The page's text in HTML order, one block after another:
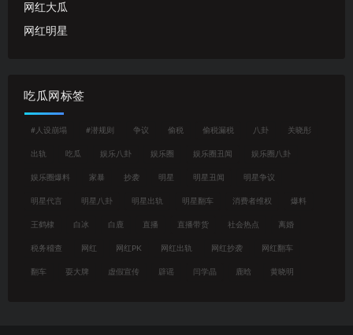
网红大瓜
网红明星
吃瓜网标签
#人设崩塌 #潜规则 争议 偷税 偷税漏税 八卦 关晓彤
出轨 吃瓜 娱乐八卦 娱乐圈 娱乐圈丑闻 娱乐圈八卦
娱乐圈爆料 家暴 抄袭 明星 明星丑闻 明星争议
明星代言 明星八卦 明星出轨 明星翻车 消费者维权 爆料
王鹤棣 白冰 白鹿 直播 直播带货 社会热点 离婚
税务稽查 网红 网红PK 网红出轨 网红抄袭 网红翻车
翻车 耍大牌 虚假宣传 辟谣 闫学晶 鹿晗 黄晓明